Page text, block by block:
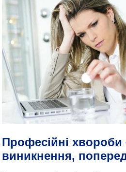
Професійні
виникнення,